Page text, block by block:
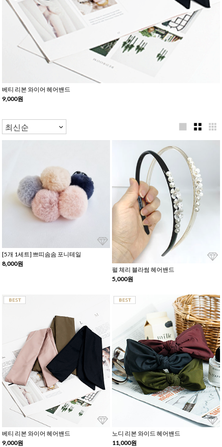
베티 리본 와이어 헤어밴드
9,000원
[5개 1세트] 쁘띠솜솜 포니테일
8,000원
펄 체리 블라썸 헤어밴드
5,000원
베티 리본 와이어 헤어밴드
9,000원
노디 리본 와이드 헤어밴드
11,000원